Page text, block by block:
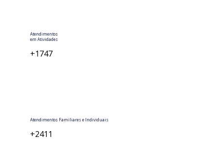
Atendimentos
em Atividades
+1747
Atendimentos Familiares e Individuais
+2411